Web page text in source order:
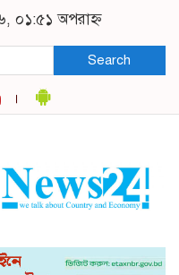
০১:৫১ অপরাহ্ন
Search